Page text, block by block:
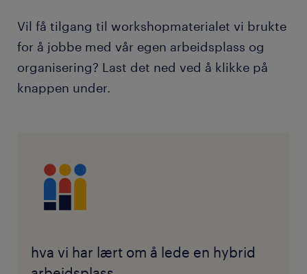
Vil få tilgang til workshopmaterialet vi brukte
for å jobbe med vår egen arbeidsplass og
organisering? Last det ned ved å klikke på
knappen under.
hva vi har lært om å lede en hybrid